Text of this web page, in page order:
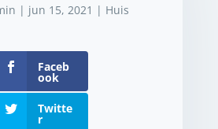
| jun 15, 2021 | Huis
Faceb
ook
Twitte
r